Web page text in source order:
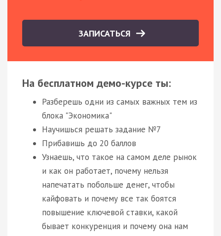
ЗАПИСАТЬСЯ
На бесплатном демо-курсе ты:
Разберешь одни из самых важных тем из
блока "Экономика"
Научишься решать задание №7
Прибавишь до 20 баллов
Узнаешь, что такое на самом деле рынок
и как он работает, почему нельзя
напечатать побольше денег, чтобы
кайфовать и почему все так боятся
повышение ключевой ставки, какой
бывает конкуренция и почему она нам